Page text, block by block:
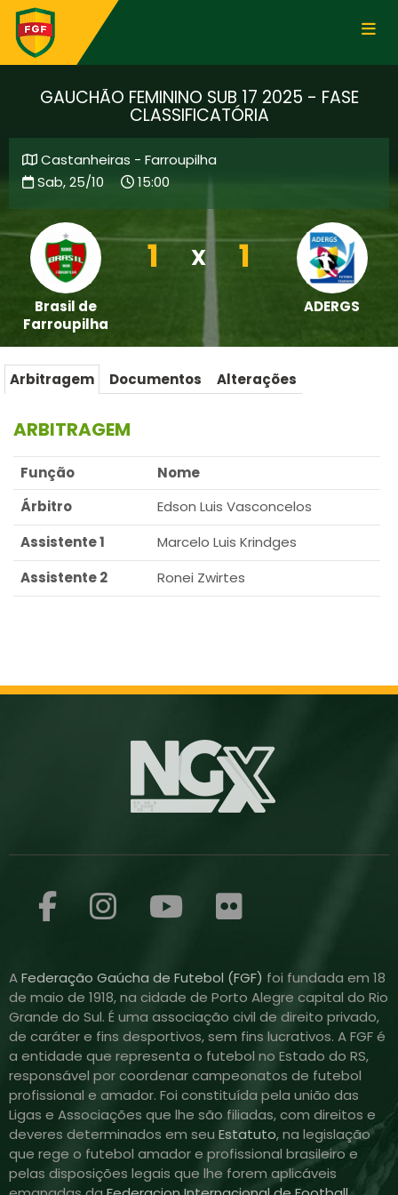
GAUCHÃO FEMININO SUB 17 2025 - FASE
CLASSIFICATÓRIA
Castanheiras - Farroupilha
Sab, 25/10
15:00
Brasil de
Farroupilha
1 X 1
ADERGS
Arbitragem Documentos Alterações
ARBITRAGEM
Função
Nome
Árbitro
Edson Luis Vasconcelos
Assistente 1
Marcelo Luis Krindges
Assistente 2
Ronei Zwirtes
AFederação Gaúcha de Futebol (FGF) foi fundada em 18
de maio de 1918, na cidade de Porto Alegre capital do Rio
Grande do Sul. É uma associação civil de direito privado,
de caráter e fins desportivos, sem fins lucrativos. A FGF é
a entidade que representa o futebol no Estado do RS,
responsável por coordenar campeonatos de futebol
profissional e amador. Foi constituída pela união das
Ligas e Associações que lhe são filiadas, com direitos e
deveres determinados em seu Estatuto, na legislação
que rege o futebol amador e profissional brasileiro e
pelas disposições legais que lhe forem aplicáveis